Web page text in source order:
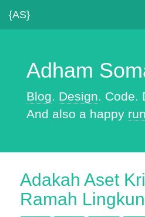
{AS}
Adham
Blog. Design. Code.
And also a happy
Adakah Aset
Ramah